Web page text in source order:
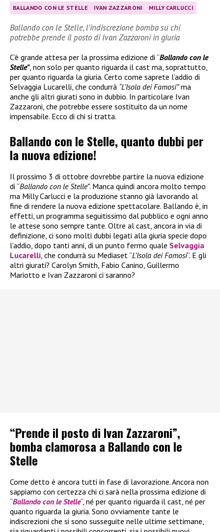
BALLANDO CON LE STELLE IVAN ZAZZARONI MILLY CARLUCCI
Ballando con le Stelle, l’indiscrezione bomba su chi
potrebbe prende il posto di Ivan Zazzaroni in giuria
C’è grande attesa per la prossima edizione di “Ballando con le
Stelle”, non solo per quanto riguarda il cast ma, soprattutto,
per quanto riguarda la giuria. Certo come saprete l’addio di
Selvaggia Lucarelli, che condurrà “L’Isola dei Famosi”ma
anche gli altri giurati sono in dubbio. In particolare Ivan
Zazzaroni, che potrebbe essere sostituito da un nome
impensabile. Ecco di chi si tratta.
Ballando con le Stelle, quanto dubbi per
la nuova edizione!
Il prossimo 3 di ottobre dovrebbe partire la nuova edizione
di “Ballando con le Stelle”. Manca quindi ancora molto tempo
ma Milly Carlucci e la produzione stanno già lavorando al
fine di rendere la nuova edizione spettacolare. Ballando è, in
effetti, un programma seguitissimo dal pubblico e ogni anno
le attese sono sempre tante. Oltre al cast, ancora in via di
definizione, ci sono molti dubbi legati alla giuria specie dopo
l’addio, dopo tanti anni, di un punto fermo quale Selvaggia
Lucarelli, che condurrà su Mediaset “L’Isola dei Famosi“. E gli
altri giurati? Carolyn Smith, Fabio Canino, Guillermo
Mariotto e Ivan Zazzaroni ci saranno?
“Prende il posto di Ivan Zazzaroni”,
bomba clamorosa a Ballando con le
Stelle
Come detto è ancora tutti in fase di lavorazione. Ancora non
sappiamo con certezza chi ci sarà nella prossima edizione di
“Ballando con le Stelle“, né per quanto riguarda il cast, né per
quanto riguarda la giuria. Sono ovviamente tante le
indiscrezioni che si sono susseguite nelle ultime settimane,